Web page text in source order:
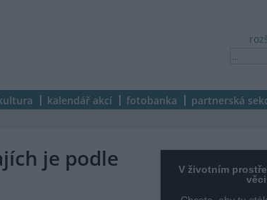
kalendář akcí fotobanka partnerská
je podle